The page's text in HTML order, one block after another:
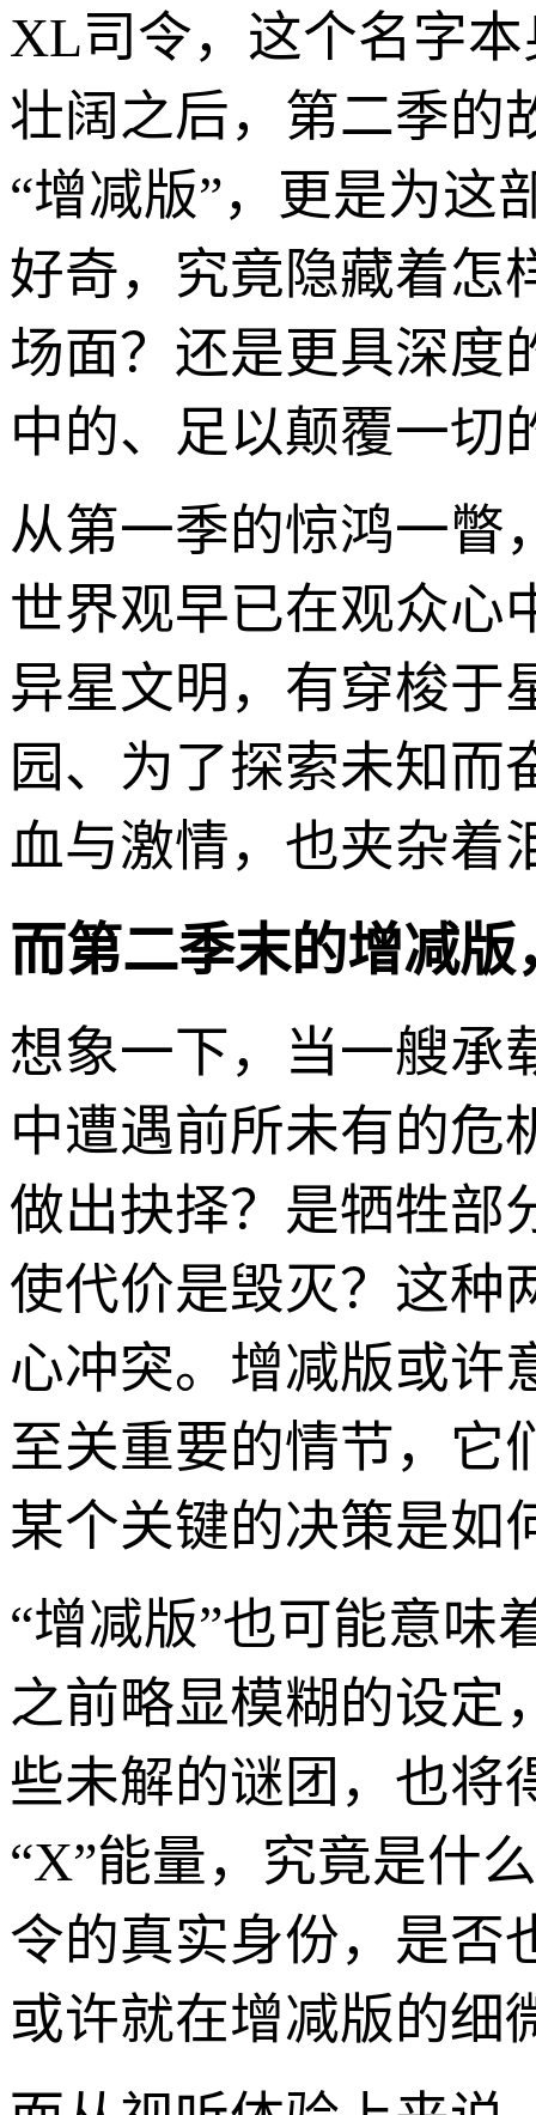
XL司令，这个名字
壮阔之后，第二季的
“增减版”，更是为这
好奇，究竟隐藏着怎
场面？还是更具深度
中的、足以颠覆一切
从第一季的惊鸿一瞥
世界观早已在观众心
异星文明，有穿梭于
园、为了探索未知而
血与激情，也夹杂着
而第二季末的增减
想象一下，当一艘承
中遭遇前所未有的
做出抉择？是牺牲部
使代价是毁灭？这种
心冲突。增减版或许
至关重要的情节，它
某个关键的决策是如
“增减版”也可能意味
之前略显模糊的设定
些未解的谜团，也将
“X”能量，究竟是什
令的真实身份，是否
或许就在增减版的细